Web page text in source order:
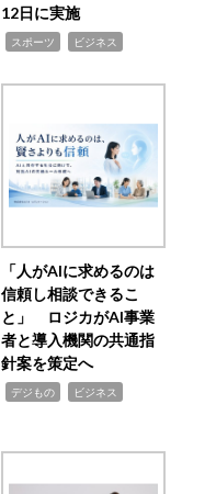
12日に実施
スポーツ ビジネス
「人がAIに求めるのは
信頼し相談できるこ
と」 ロジカがAI事業
者と導入機関の共通指
針案を策定へ
デジもの ビジネス